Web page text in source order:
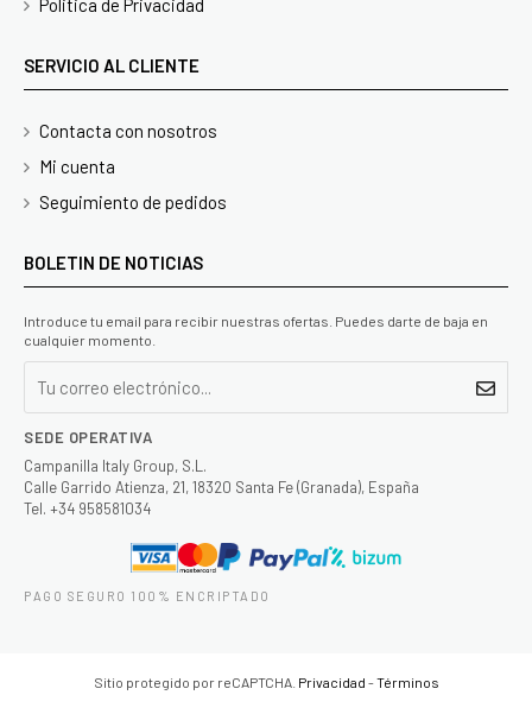
Politica de Privacidad
SERVICIO AL CLIENTE
Contacta con nosotros
Mi cuenta
Seguimiento de pedidos
BOLETIN DE NOTICIAS
Introduce tu email para recibir nuestras ofertas. Puedes darte de baja en
cualquier momento.
SEDE OPERATIVA
Campanilla Italy Group, S.L.
Calle Garrido Atienza, 21, 18320 Santa Fe (Granada), España
Tel. +34 958581034
PAGO SEGURO 100% ENCRIPTADO
Sitio protegido por reCAPTCHA. Privacidad -Términos